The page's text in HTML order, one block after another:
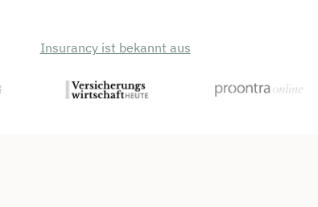
Insurancy ist bekannt aus